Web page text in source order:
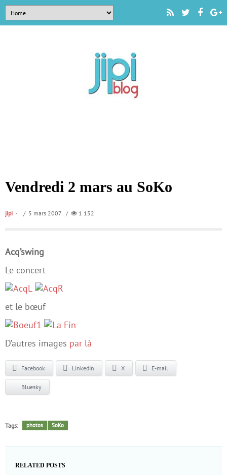
Vendredi 2 mars au SoKo
jipi / 5 mars 2007 / 1 152
Acq’swing
Le concert
et le bœuf
D’autres images par là
Facebook LinkedIn X E-mail
Bluesky
Tags: photos SoKo
RELATED POSTS